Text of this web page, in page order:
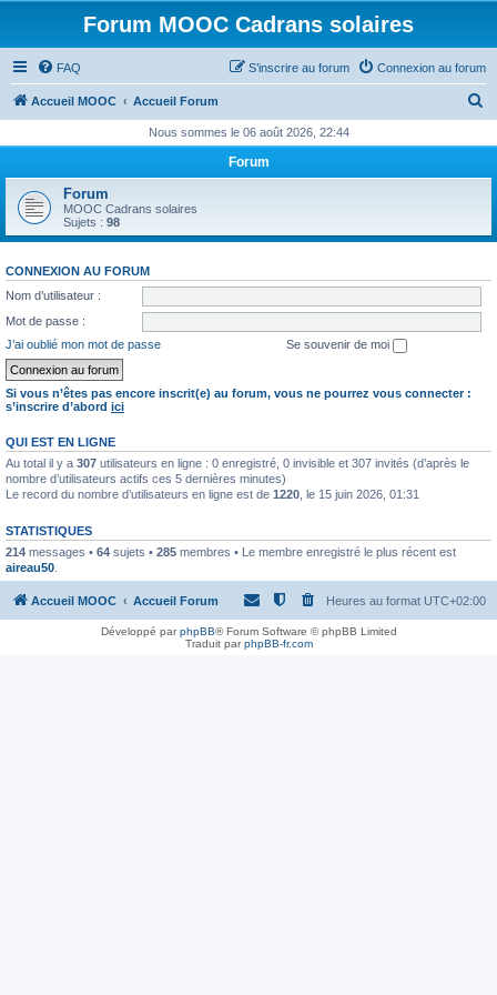
Forum MOOC Cadrans solaires
FAQ Connexion au forum
S’inscrire au forum
Accueil MOOC Accueil Forum
h
r
Nous sommes le 06 août 2026, 22:44
Forum
Forum
MOOC Cadrans solaires
Sujets : 98
CONNEXION AU FORUM
Nom d’utilisateur :
Mot de passe :
J’ai oublié mon mot de passe
Se souvenir de moi
Si vous n’êtes pas encore inscrit(e) au forum, vous ne pourrez vous connecter :
s’inscrire d’abord ici
QUI EST EN LIGNE
Au total il y a 307 utilisateurs en ligne : 0 enregistré, 0 invisible et 307 invités (d’après le
nombre d’utilisateurs actifs ces 5 dernières minutes)
Le record du nombre d’utilisateurs en ligne est de 1220 , le 15 juin 2026, 01:31
STATISTIQUES
214 messages • 64 sujets • 285 membres • Le membre enregistré le plus récent est
aireau50
Accueil MOOC Accueil Forum Heures au format UTC+02:00
Développé parphpBB® Forum Software © phpBB Limited
Traduit parphpBB-fr.com